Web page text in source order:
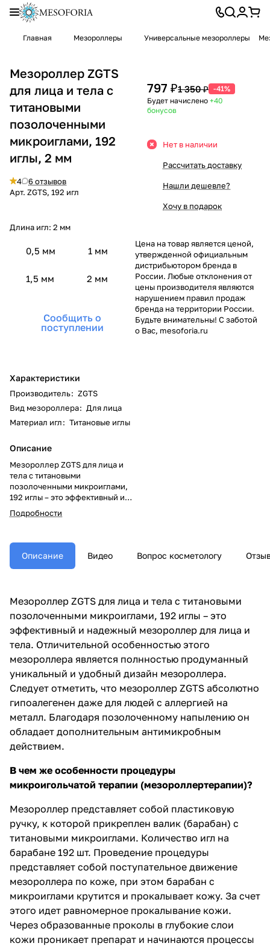
Главная Мезороллеры Универсальные мезороллеры
Мезороллер ZGTS
для лица и тела с
титановыми
позолоченными
микроиглами, 192
иглы, 2 мм
4
6 отзывов
Арт. ZGTS, 192 игл
Длина игл: 2 мм
0,5 мм 1 мм
1,5 мм 2 мм
Сообщить о
поступлении
Характеристики
Производитель: ZGTS
Вид мезороллера: Для лица
Материал игл: Титановые иглы
Описание
Мезороллер ZGTS для лица и
тела с титановыми
позолоченными микроиглами,
192 иглы – это эффективный и
надежный мезороллер для
лица и тела. Отличительной
мезороллера является
полнностью продуманный
уникальный и удобный дизайн
для людей с аллергией на
металл. Благодаря
позолоченному напылению он
обладает дополнительным
антимикробным действием.
Подробности
797 ₽1 350 ₽ -41%
Будет начислено +40
бонусов
Нет в наличии
Рассчитать доставку
Нашли дешевле?
Хочу в подарок
Цена на товар является ценой,
утвержденной официальным
дистрибьютором бренда в
России. Любые отклонения от
цены производителя являются
нарушением правил продаж
бренда на территории России.
Будьте внимательны! С заботой
о Вас, mesoforia.ru
Описание Видео Вопрос косметологу
Мезороллер ZGTS для лица и тела с титановыми
позолоченными микроиглами, 192 иглы – это
эффективный и надежный мезороллер для лица и
тела. Отличительной особенностью этого
мезороллера является полнностью продуманный
уникальный и удобный дизайн мезороллера.
Следует отметить, что мезороллер ZGTS абсолютно
гипоалегенен даже для людей с аллергией на
металл. Благодаря позолоченному напылению он
обладает дополнительным антимикробным
действием.
В чем же особенности процедуры
микроигольчатой терапии (мезороллертерапии)?
Мезороллер представляет собой пластиковую
ручку, к которой прикреплен валик (барабан) с
титановыми микроиглами. Количество игл на
барабане 192 шт. Проведение процедуры
представляет собой поступательное движение
мезороллера по коже, при этом барабан с
микроиглами крутится и прокалывает кожу. За счет
этого идет равномерное прокалывание кожи.
Через образованные проколы в глубокие слои
кожи проникает препарат и начинаются процессы